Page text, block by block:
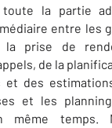
toute la partie
entre les
la prise de
de la
et des
et les
même temps.